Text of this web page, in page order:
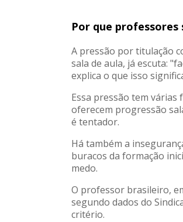
Por que professores
A pressão por titulação
sala de aula, já escuta:
explica o que isso
Essa pressão tem várias
oferecem progressão
é tentador.
Há também a
buracos da formação
medo.
O professor brasileiro,
segundo dados do
critério.